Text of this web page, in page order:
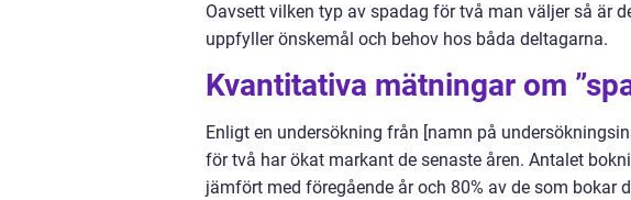
Oavsett vilken typ av spadag för två man väljer så är
uppfyller önskemål och behov hos båda deltagarna.
Kvantitativa mätningar om
Enligt en undersökning från [namn på
för två har ökat markant de senaste åren. Antalet
jämfört med föregående år och 80% av de som bokar